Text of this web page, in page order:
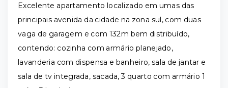
Excelente apartamento localizado em umas das
principais avenida da cidade na zona sul, com duas
vaga de garagem e com 132m bem distribuído,
contendo: cozinha com armário planejado,
lavanderia com dispensa e banheiro, sala de jantar e
sala de tv integrada, sacada, 3 quarto com armário 1